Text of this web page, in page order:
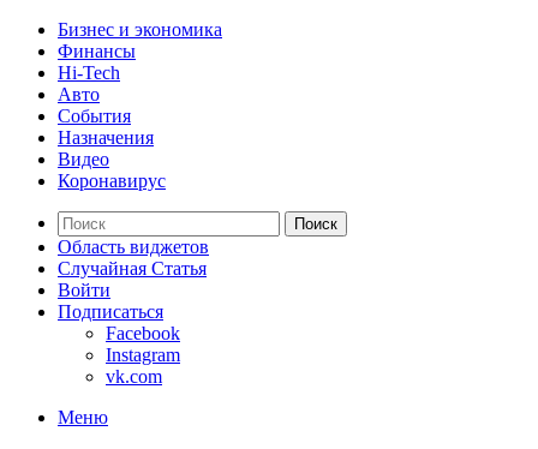
Бизнес и экономика
Финансы
Hi-Tech
Авто
События
Назначения
Видео
Коронавирус
Поиск
Область виджетов
Случайная Статья
Войти
Подписаться
Facebook
Instagram
vk.com
Меню